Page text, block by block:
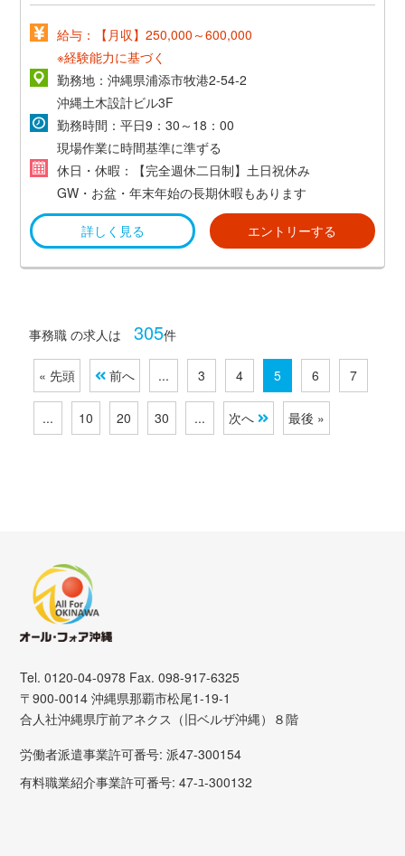
給与：【月収】250,000～600,000
※経験能力に基づく
勤務地：沖縄県浦添市牧港2-54-2
沖縄土木設計ビル3F
勤務時間：平日9：30～18：00
現場作業に時間基準に準ずる
休日・休暇：【完全週休二日制】土日祝休み
GW・お盆・年末年始の長期休暇もあります
詳しく見る エントリーする
事務職 の求人は 305件
« 先頭 前へ ... 3 4 5 6 7
... 10 20 30 ... 次へ 最後 »
Tel. 0120-04-0978 Fax. 098-917-6325
〒900-0014 沖縄県那覇市松尾1-19-1
合人社沖縄県庁前アネクス（旧ベルザ沖縄）８階
労働者派遣事業許可番号: 派47-300154
有料職業紹介事業許可番号: 47-ﾕ-300132